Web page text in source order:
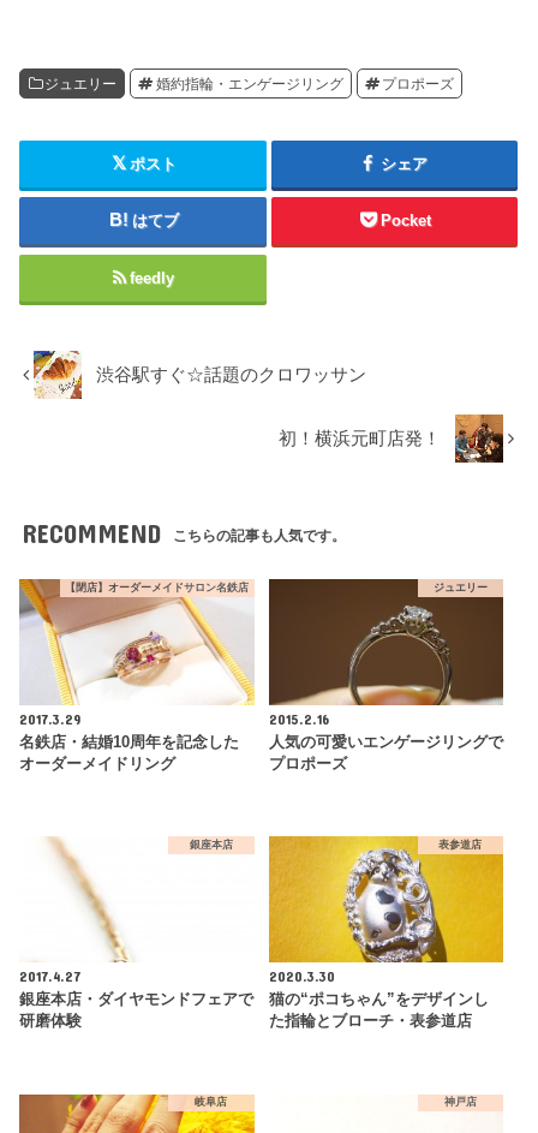
ジュエリー 婚約指輪・エンゲージリング プロポーズ
ポスト シェア
はてブ Pocket
feedly
渋谷駅すぐ☆話題のクロワッサン
初！横浜元町店発！
RECOMMEND こちらの記事も人気です。
【閉店】オーダーメイドサロン名鉄店
2017.3.29
名鉄店・結婚10周年を記念した
オーダーメイドリング
ジュエリー
2015.2.16
人気の可愛いエンゲージリングで
プロポーズ
銀座本店
2017.4.27
銀座本店・ダイヤモンドフェアで
研磨体験
表参道店
2020.3.30
猫の“ポコちゃん”をデザインし
た指輪とブローチ・表参道店
岐阜店 神戸店